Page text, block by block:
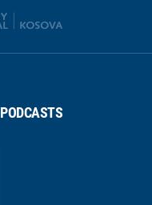
PODCASTS